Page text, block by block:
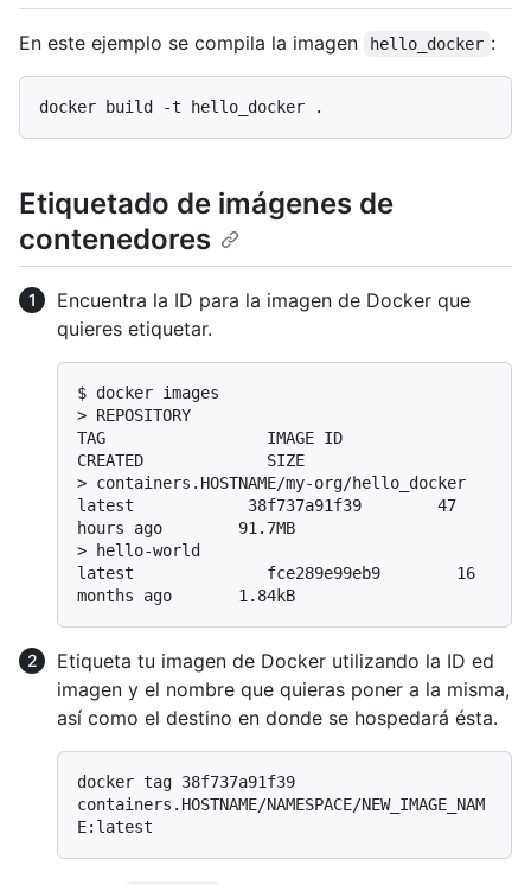
En este ejemplo se compila la imagen hello_docker :
Etiquetado de imágenes de
contenedores
Encuentra la ID para la imagen de Docker que
quieres etiquetar.
$ docker images
> REPOSITORY
TAG                 IMAGE ID
CREATED             SIZE
> containers.HOSTNAME/my-org/hello_docker
latest            38f737a91f39        47
hours ago        91.7MB
>
hello-world
latest              fce289e99eb9        16
months ago       1.84kB
Etiqueta tu imagen de Docker utilizando la ID ed
imagen y el nombre que quieras poner a la misma,
así como el destino en donde se hospedará ésta.
docker tag 38f737a91f39
containers.HOSTNAME/NAMESPACE/NEW_IMAGE_NAM